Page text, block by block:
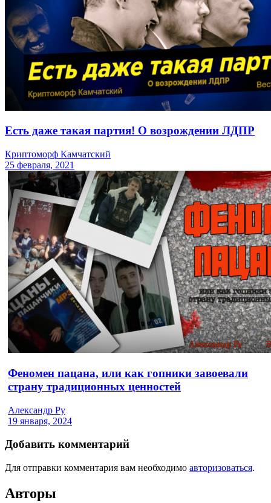
Есть даже такая партия! О возрождении ЛДПР
Криптоморф Камчатский
25 февраля, 2021
Феномен пацана, или как гопники завоевали
страну традиционных ценностей
Александр Ру
19 января, 2024
Добавить комментарий
Для отправки комментария вам необходимо авторизоваться.
Авторы